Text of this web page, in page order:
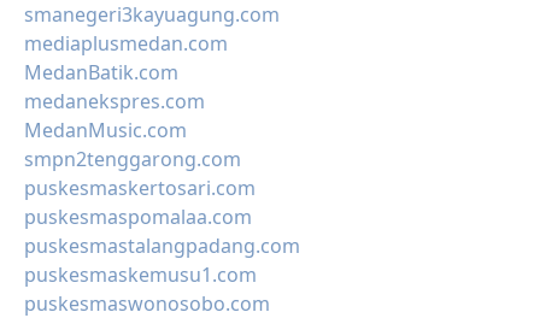
smanegeri3kayuagung.com
mediaplusmedan.com
MedanBatik.com
medanekspres.com
MedanMusic.com
smpn2tenggarong.com
puskesmaskertosari.com
puskesmaspomalaa.com
puskesmastalangpadang.com
puskesmaskemusu1.com
puskesmaswonosobo.com